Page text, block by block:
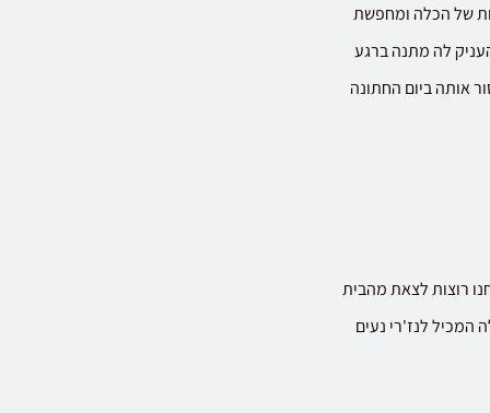
של הכלה ומחפשת
לה מתנה ברגע
אותה ביום החתונה
רוצות לצאת מהבית
המכיל לנז'רי נעים